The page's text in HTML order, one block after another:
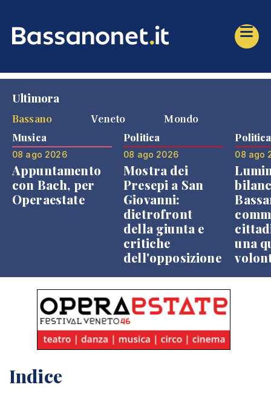
Ultimora
Bassano
Veneto Mondo
Musica
08 ago 2026
Appuntamento
con Bach, per
Operaestate
Politica
08 ago 2026
Mostra dei
Presepi a San
Giovanni:
dietrofront
della giunta e
critiche
dell'opposizione
Politica
08 ago
una
Indice